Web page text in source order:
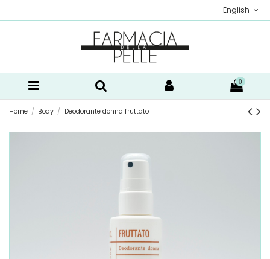
English
0
Home Body Deodorante donna fruttato